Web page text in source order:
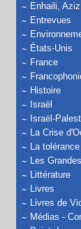
Enhaili, Aziz
Entrevues
États-Unis
France
Histoire
Israël
Israël-
La Crise
La
Les
Littérature
Livres
Livres de
Médias -